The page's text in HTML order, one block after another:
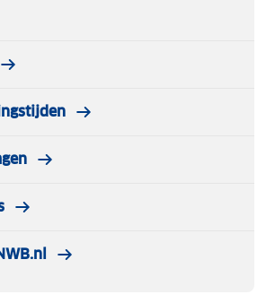
en de draagbaarheid. Met het
picknicken, kamperen of